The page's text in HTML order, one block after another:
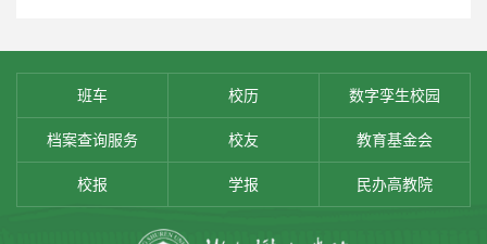
班车 校历 数字孪生校园
档案查询服务 校友 教育基金会
校报 学报 民办高教院